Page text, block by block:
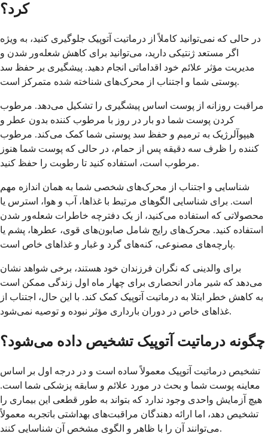
کرد؟
در حالی که نمی‌توانید کاملاً از درماتیت آتوپیک جلوگیری کنید، به ویژه
اگر مستعد ژنتیکی دارید، می‌توانید برای کاهش شعله‌ور شدن و
مدیریت مؤثر علائم خود اقداماتی انجام دهید. پیشگیری بر حفظ سد
پوستی شما و اجتناب از محرک‌های شناخته شده متمرکز است.
مراقبت روزانه از پوست اساس پیشگیری را تشکیل می‌دهد. مرطوب
کردن پوست شما دو بار در روز با مرطوب کننده بدون عطر و
هیپوآلرژیک به ترمیم و حفظ سد پوستی شما کمک می‌کند. مرطوب
کننده را ظرف سه دقیقه پس از حمام، در حالی که پوست شما هنوز
مرطوب است، استفاده کنید تا رطوبت را حفظ کنید.
شناسایی و اجتناب از محرک‌های شخصی شما به همان اندازه مهم
است. برای شناسایی الگوهای مرتبط با غذاها، آب و هوا، استرس یا
محصولاتی که استفاده می‌کنید، از یک دفترچه خاطرات شعله‌ور شدن
استفاده کنید. محرک‌های رایج شامل صابون‌های قوی، عطرها، پشم یا
پارچه‌های مصنوعی، کنه‌های گرد و غبار و غذاهای خاص است.
برای والدینی که نگران فرزندان خود هستند، برخی شواهد نشان
می‌دهد که شیر مادر انحصاری برای چهار ماه اول زندگی ممکن است
به کاهش خطر ابتلا به درماتیت آتوپیک کمک کند. با این حال، اجتناب از
غذاهای خاص در دوران بارداری مؤثر نبوده و توصیه نمی‌شود.
چگونه درماتیت آتوپیک تشخیص داده می‌شود؟
تشخیص درماتیت آتوپیک معمولاً ساده است و در درجه اول بر اساس
معاینه پوست شما و بحث در مورد علائم و سابقه پزشکی شما است.
هیچ آزمایش واحدی وجود ندارد که بتواند به طور قطعی این بیماری را
تشخیص دهد، اما ارائه دهندگان مراقبت‌های بهداشتی باتجربه معمولاً
می‌توانند آن را با ظاهر و الگوی مشخص آن شناسایی کنند.